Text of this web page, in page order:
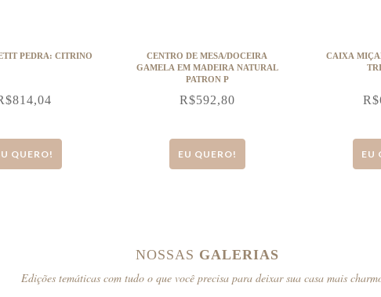
PETIT PEDRA: CITRINO
814,04
QUERO!
CENTRO DE MESA/DOCEIRA
GAMELA EM MADEIRA NATURAL
PATRON P
R$592,80
EU QUERO!
CAIXA
R$
EU
NOSSAS GALERIAS
Edições temáticas com tudo o que você precisa para deixar sua casa mais